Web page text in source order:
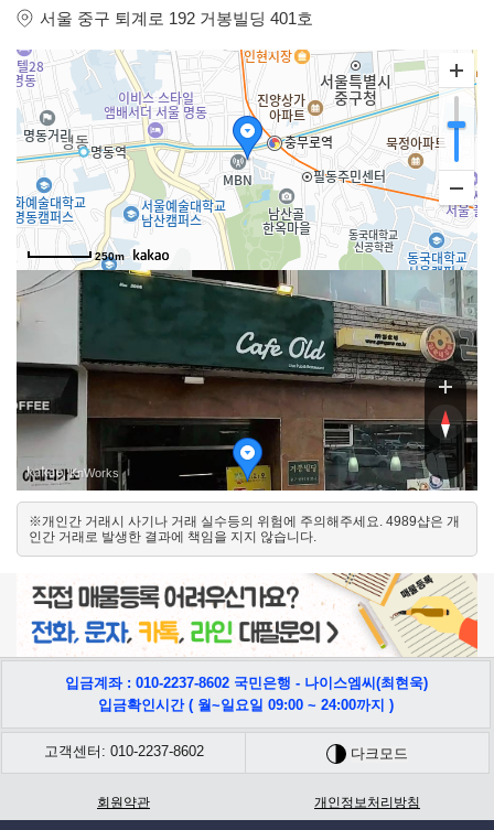
서울 중구 퇴계로 192 거봉빌딩 401호
250m
34길
34길
북
남
, KnWorks
※개인간 거래시 사기나 거래 실수등의 위험에 주의해주세요. 4989샵은 개
인간 거래로 발생한 결과에 책임을 지지 않습니다.
입금계좌 : 010-2237-8602 국민은행 - 나이스엠씨(최현욱)
입금확인시간 ( 월~일요일 09:00 ~ 24:00까지 )
고객센터: 010-2237-8602 다크모드
회원약관 개인정보처리방침